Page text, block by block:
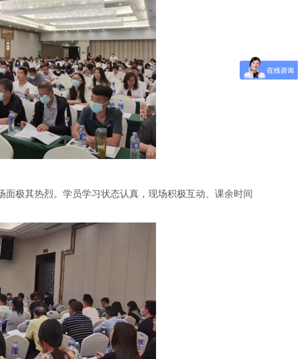
极其热烈。学员学习状态认真，现场积极互动、课余时间